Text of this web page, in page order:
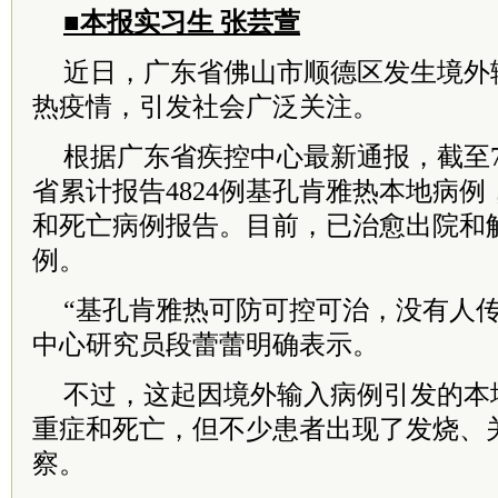
■本报实习生 张芸萱
近日，广东省佛山市顺德区发生境
热疫情，引发社会广泛关注。
根据广东省疾控中心最新通报，截至
省累计报告4824例基孔肯雅热本地病
和死亡病例报告。目前，已治愈出院和
例。
“基孔肯雅热可防可控可治，没有人
中心研究员段蕾蕾明确表示。
不过，这起因境外输入病例引发的
重症和死亡，但不少患者出现了发烧、
察。